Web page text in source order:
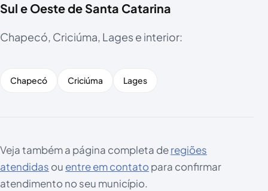
Sul e Oeste de Santa Catarina
Chapecó, Criciúma, Lages e interior:
Chapecó Criciúma Lages
Veja também a página completa deregiões
atendidas ou entre em contatopara confirmar
atendimento no seu município.